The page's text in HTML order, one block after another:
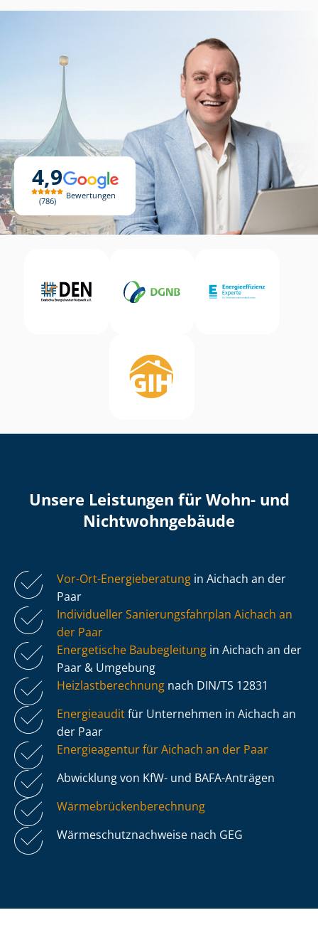
4,9
786
Bewertungen
Unsere Leistungen für Wohn- und
Nicht­wohn­ge­bäu­de
Vor-Ort-Energieberatung in Aichach an der
Paar
Individueller Sa­nie­rungs­fahr­plan Aichach an
der Paar
Energetische Baubegleitung in Aichach an der
Paar & Umgebung
Heiz­last­be­rech­nung nach DIN/TS 12831
Energieauditfür Unternehmen in Aichach an
der Paar
Energieagentur für Aichach an der Paar
Abwicklung von KfW- und BAFA-Anträgen
Wär­me­brü­cken­be­rech­nung
Wär­me­schutz­nach­wei­se nach GEG